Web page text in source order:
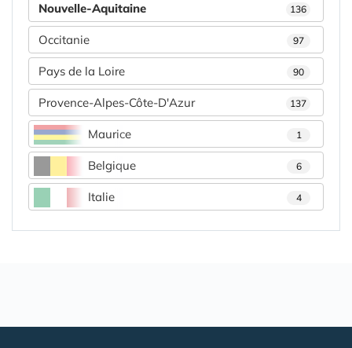
Nouvelle-Aquitaine 136
Occitanie 97
Pays de la Loire 90
Provence-Alpes-Côte-D'Azur 137
Maurice 1
Belgique 6
Italie 4